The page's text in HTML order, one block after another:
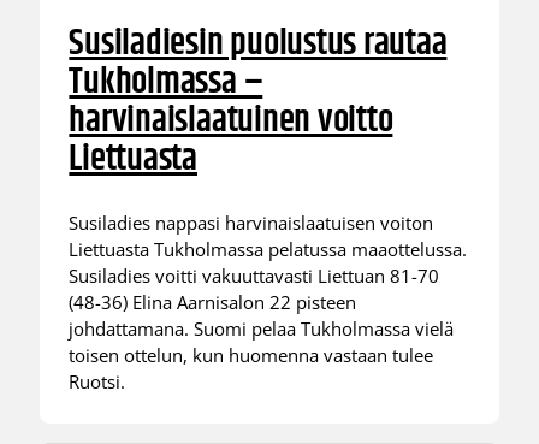
Susiladiesin puolustus rautaa
Tukholmassa –
harvinaislaatuinen voitto
Liettuasta
Susiladies nappasi harvinaislaatuisen voiton
Liettuasta Tukholmassa pelatussa maaottelussa.
Susiladies voitti vakuuttavasti Liettuan 81-70
(48-36) Elina Aarnisalon 22 pisteen
johdattamana. Suomi pelaa Tukholmassa vielä
toisen ottelun, kun huomenna vastaan tulee
Ruotsi.